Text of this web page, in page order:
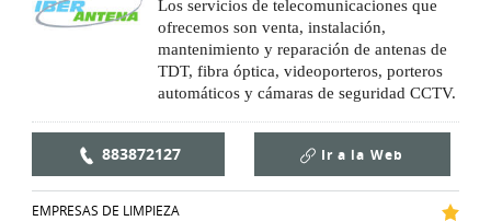
Los servicios de telecomunicaciones que
ofrecemos son venta, instalación,
mantenimiento y reparación de antenas de
TDT, fibra óptica, videoporteros, porteros
automáticos y cámaras de seguridad CCTV.
883872127 Ir a la Web
EMPRESAS DE LIMPIEZA